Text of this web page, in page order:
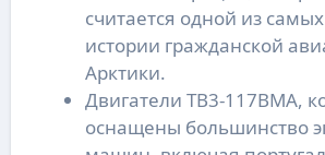
считается одной из
истории гражданской
Арктики.
Двигатели ТВ3-117ВМА,
оснащены большинство